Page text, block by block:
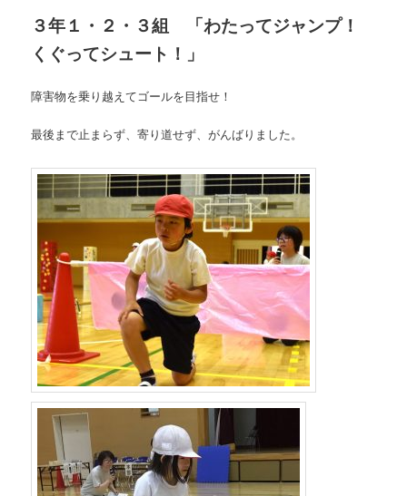
３年１・２・３組 「わたってジャンプ！
くぐってシュート！」
障害物を乗り越えてゴールを目指せ！
最後まで止まらず、寄り道せず、がんばりました。